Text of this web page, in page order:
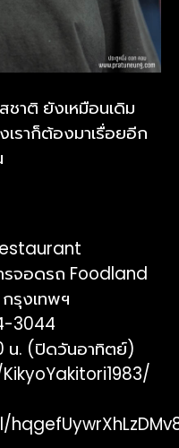
าติ ยังเหมือนเดิม
เราก็ต้องมาเรื่อยอีก
รจอดรถ Foodland
รุงเทพฯ
3044
น. (ปิดวันอาทิตย์)